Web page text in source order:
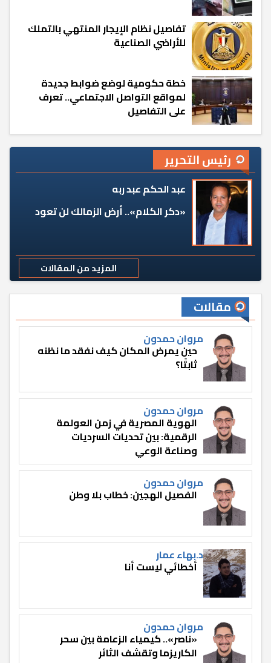
تفاصيل نظام الإيجار المنتهي بالتملك
للأراضي الصناعية
خطة حكومية لوضع ضوابط جديدة
لمواقع التواصل الاجتماعي.. تعرف
على التفاصيل
رئيس التحرير
عبد الحكم عبد ربه
«دكر الكلام».. أرض الزمالك لن تعود
المزيد من المقالات
مقالات
مروان حمدون
حين يمرض المكان كيف نفقد ما نظنه
ثابتًا؟
مروان حمدون
الهوية المصرية في زمن العولمة
الرقمية: بين تحديات السرديات
وصناعة الوعي
مروان حمدون
الفصيل الهجين: خطاب بلا وطن
د.بهاء عمار
أخطائي ليست أنا
مروان حمدون
«ناصر».. كيمياء الزعامة بين سحر
الكاريزما وتقشف الثائر